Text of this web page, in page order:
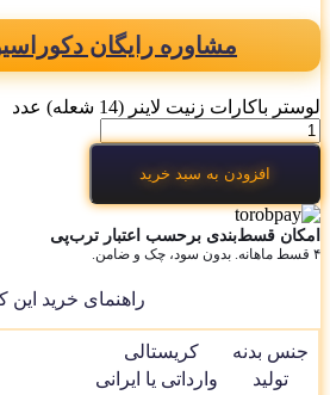
مشاوره رایگان
باکارات زنیت لاینر (14 شعله) عدد
افزودن به سبد خرید
قسط‌بندی برحسب اعتبار ترب‌پی
راهنمای خرید این کالا
جنس بدنه
کریستالی
تولید
وارداتی یا ایرانی